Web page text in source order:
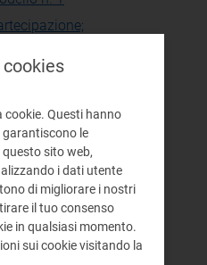
n. 2
word da
n. 3
cookie. Questi hanno
le
sito web,
i dati utente
di migliorare i nostri
il tuo consenso
in qualsiasi momento.
sui cookie visitando la